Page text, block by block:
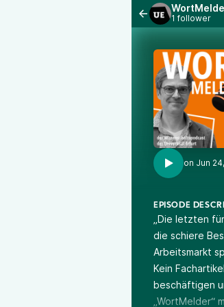
1 follower
EPISODE
„Die letzten
die schiere
Arbeitsmarkt
Kein
beschäftigen
„WortMelder“